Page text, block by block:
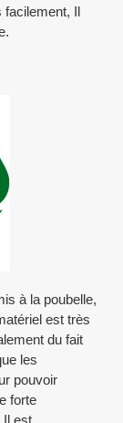
facilement, Il
à la poubelle,
est très
du fait
les
pouvoir
forte
est